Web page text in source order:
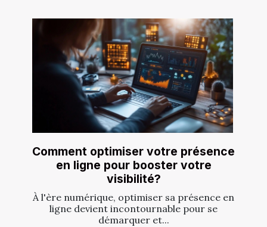
Comment optimiser votre présence
en ligne pour booster votre
visibilité?
À l'ère numérique, optimiser sa présence en
ligne devient incontournable pour se
démarquer et...